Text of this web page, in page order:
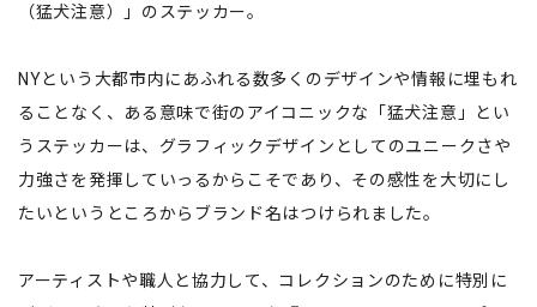
（猛犬注意）」のステッカー。
NYという大都市内にあふれる数多くのデザインや情報に埋もれ
ることなく、ある意味で街のアイコニックな「猛犬注意」とい
うステッカーは、グラフィックデザインとしてのユニークさや
力強さを発揮していっるからこそであり、その感性を大切にし
たいというところからブランド名はつけられました。
アーティストや職人と協力して、コレクションのために特別に